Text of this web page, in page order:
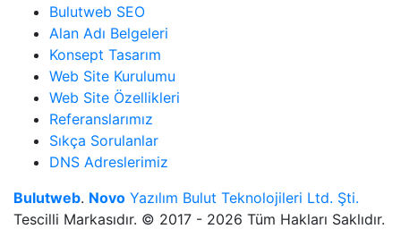
Bulutweb SEO
Alan Adı Belgeleri
Konsept Tasarım
Web Site Kurulumu
Web Site Özellikleri
Referanslarımız
Sıkça Sorulanlar
DNS Adreslerimiz
Bulutweb. Novo Yazılım Bulut Teknolojileri Ltd. Şti.
Tescilli Markasıdır. © 2017 - 2026 Tüm Hakları Saklıdır.